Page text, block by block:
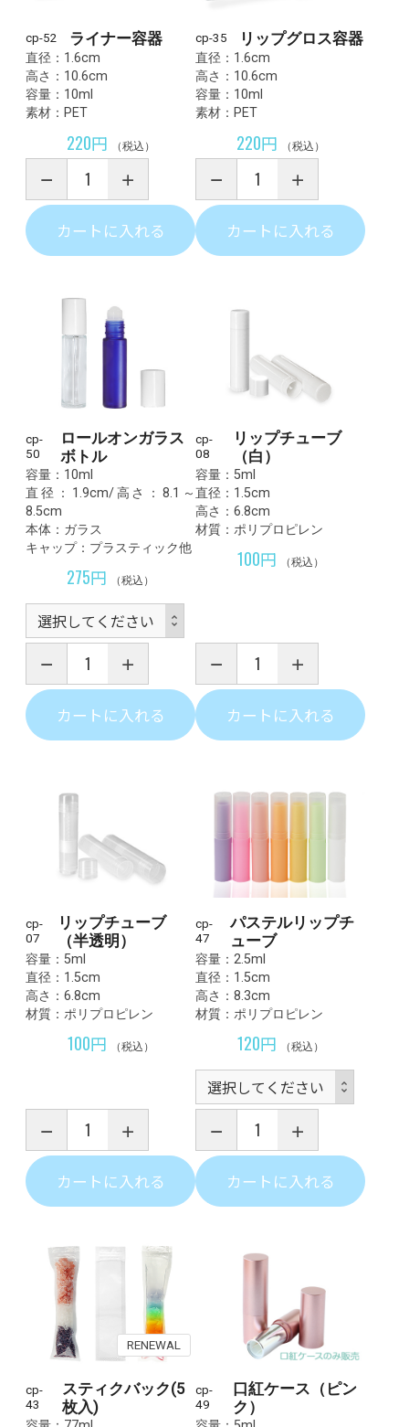
cp-52 ライナー容器
直径：1.6cm
高さ：10.6cm
容量：10ml
素材：PET
220円 （税込）
カートに入れる
cp-35 リップグロス容器
直径：1.6cm
高さ：10.6cm
容量：10ml
素材：PET
220円 （税込）
カートに入れる
cp-
50
ロールオンガラス
ボトル
容量：10ml
直径：1.9cm/高さ：8.1～
8.5cm
本体：ガラス
キャップ：プラスティック他
275円 （税込）
カートに入れる
cp-
08
リップチューブ
（白）
容量：5ml
直径：1.5cm
高さ：6.8cm
材質：ポリプロピレン
100円 （税込）
カートに入れる
cp-
07
リップチューブ
（半透明）
容量：5ml
直径：1.5cm
高さ：6.8cm
材質：ポリプロピレン
100円 （税込）
カートに入れる
cp-
47
パステルリップチ
ューブ
容量：2.5ml
直径：1.5cm
高さ：8.3cm
材質：ポリプロピレン
120円 （税込）
カートに入れる
RENEWAL
cp-
43
スティクバック(5
枚入)
cp-
49
口紅ケース（ピン
ク）